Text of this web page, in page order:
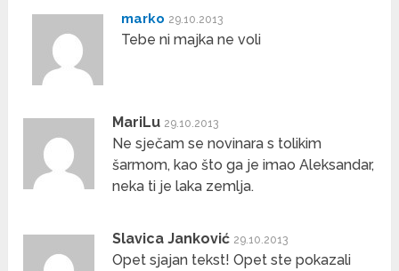
marko 29.10.2013
Tebe ni majka ne voli
MariLu 29.10.2013
Ne sječam se novinara s tolikim
šarmom, kao što ga je imao Aleksandar,
neka ti je laka zemlja.
Slavica Janković 29.10.2013
Opet sjajan tekst! Opet ste pokazali